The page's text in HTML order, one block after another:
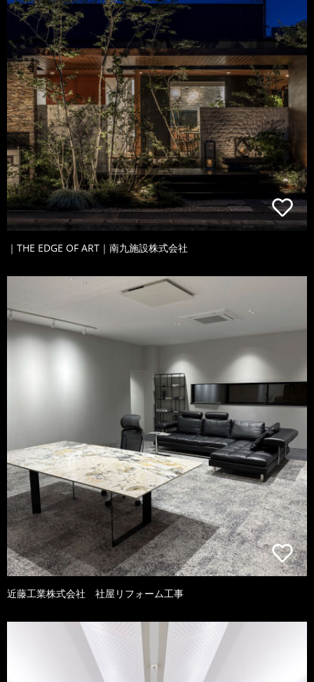
｜THE EDGE OF ART｜南九施設株式会社
近藤工業株式会社 社屋リフォーム工事